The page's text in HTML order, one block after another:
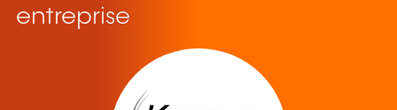
entreprise